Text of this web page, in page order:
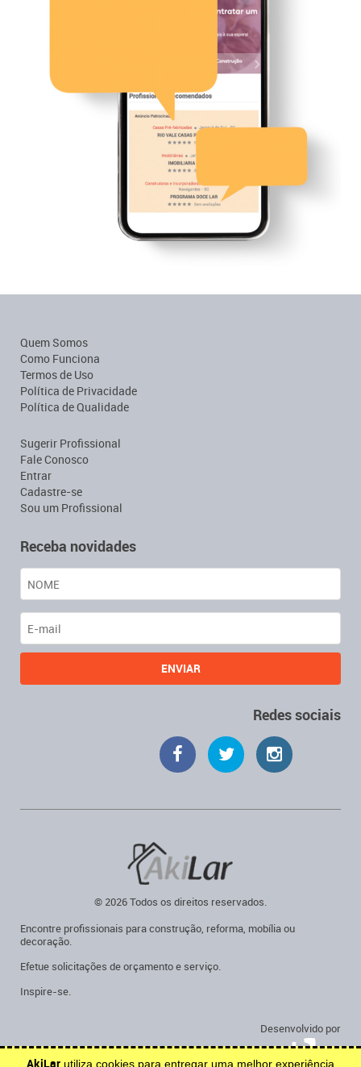
Quem Somos
Como Funciona
Termos de Uso
Política de Privacidade
Política de Qualidade
Sugerir Profissional
Fale Conosco
Entrar
Cadastre-se
Sou um Profissional
Receba novidades
Redes sociais
Encontre profissionais para construção, reforma, mobília ou
decoração.
Efetue solicitações de orçamento e serviço.
Inspire-se.
© 2026 Todos os direitos reservados.
Desenvolvido por
AkiLar utiliza cookies para entregar uma melhor experiência